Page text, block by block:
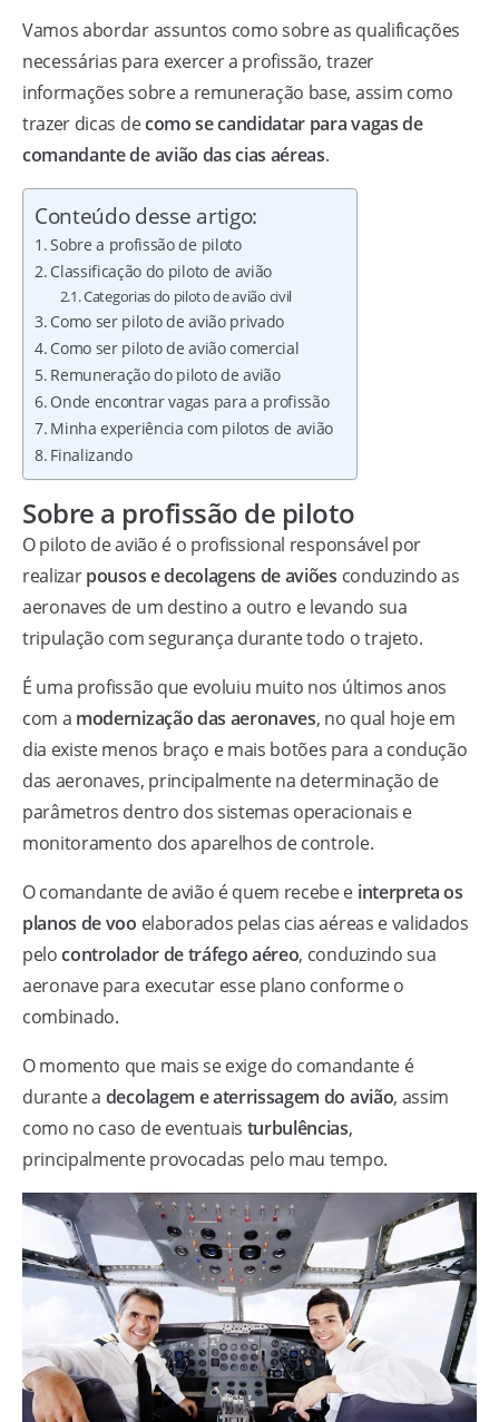
Vamos abordar assuntos como sobre as qualificações
necessárias para exercer a profissão, trazer
informações sobre a remuneração base, assim como
trazer dicas decomo se candidatar para vagas de
comandante de avião das cias aéreas.
Conteúdo desse artigo:
Sobre a profissão de piloto
Classificação do piloto de avião
Categorias do piloto de avião civil
Como ser piloto de avião privado
Como ser piloto de avião comercial
Remuneração do piloto de avião
Onde encontrar vagas para a profissão
Minha experiência com pilotos de avião
Finalizando
Sobre a profissão de piloto
O piloto de avião é o profissional responsável por
realizarpousos e decolagens de aviões conduzindo as
aeronaves de um destino a outro e levando sua
tripulação com segurança durante todo o trajeto.
É uma profissão que evoluiu muito nos últimos anos
com a modernização das aeronaves, no qual hoje em
dia existe menos braço e mais botões para a condução
das aeronaves, principalmente na determinação de
parâmetros dentro dos sistemas operacionais e
monitoramento dos aparelhos de controle.
O comandante de avião é quem recebe e interpreta os
planos de voo elaborados pelas cias aéreas e validados
pelocontrolador de tráfego aéreo, conduzindo sua
aeronave para executar esse plano conforme o
combinado.
O momento que mais se exige do comandante é
durante a decolagem e aterrissagem do avião, assim
como no caso de eventuais turbulências,
principalmente provocadas pelo mau tempo.